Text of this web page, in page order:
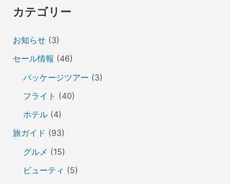
カテゴリー
お知らせ(3)
セール情報 (46)
パッケージツアー (3)
フライト (40)
ホテル(4)
旅ガイド (93)
グルメ (15)
ビューティ (5)